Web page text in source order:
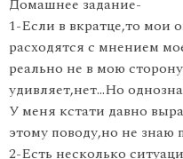
Домашнее задание-
1-Если в вкратце,то мои
расходятся с мнением
реально не в мою
удивляет,нет…Но
У меня кстати давно
этому поводу,но не знаю
2-Есть несколько